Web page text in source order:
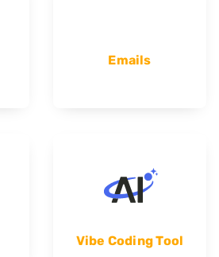
Emails
Vibe Coding Tool